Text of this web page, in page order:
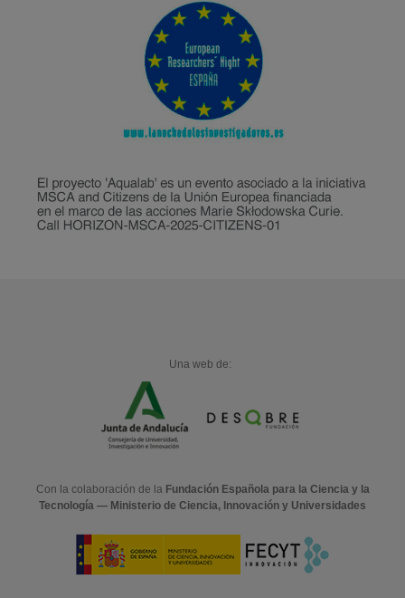
Una web de:
Con la colaboración de la Fundación Española para la Ciencia y la
Tecnología — Ministerio de Ciencia, Innovación y Universidades